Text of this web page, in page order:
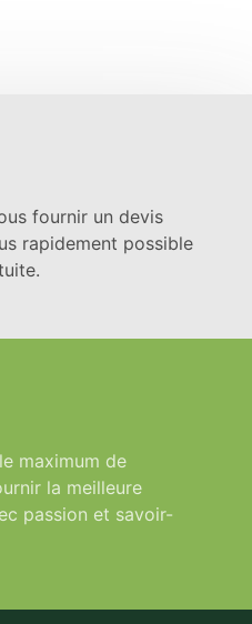
fournir un devis
rapidement possible
maximum de
la meilleure
passion et savoir-